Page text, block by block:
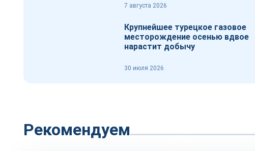
7 августа 2026
Крупнейшее турецкое газовое
месторождение осенью вдвое
нарастит добычу
30 июля 2026
Рекомендуем